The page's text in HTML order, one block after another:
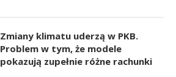
Zmiany klimatu uderzą w PKB.
Problem w tym, że modele
pokazują zupełnie różne rachunki